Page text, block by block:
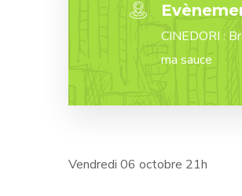
CINEDORI :
ma sauce
Vendredi 06 octobre 21h